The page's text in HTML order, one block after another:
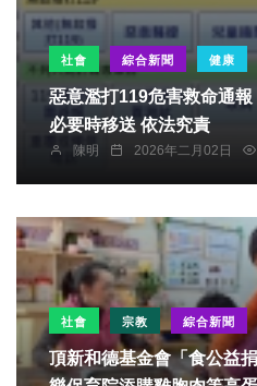
社會 綜合新聞 健康
惡意濫打119危害救命通報
必要時移送 依法究責
陳明 2026年二月02日
社會 宗教 綜合新聞
頂新和德基金會「食公益